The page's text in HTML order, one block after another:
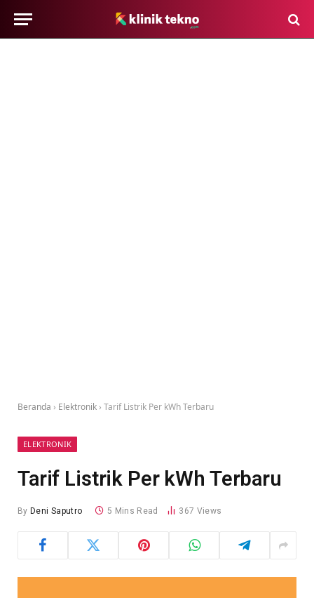
Beranda › Elektronik › Tarif Listrik Per kWh Terbaru
ELEKTRONIK
Tarif Listrik Per kWh Terbaru
By Deni Saputro 5 Mins Read 367 Views